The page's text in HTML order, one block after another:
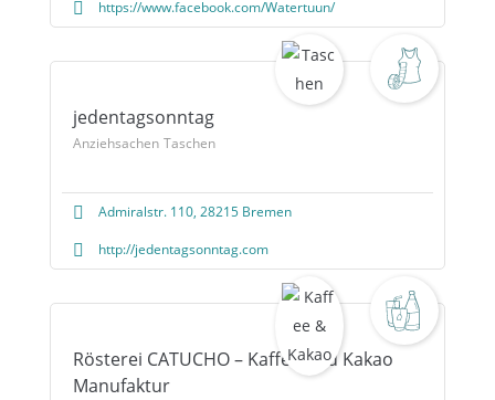
https://www.facebook.com/Watertuun/
jedentagsonntag
Anziehsachen Taschen
Admiralstr. 110, 28215 Bremen
http://jedentagsonntag.com
Rösterei CATUCHO – Kaffee und Kakao
Manufaktur